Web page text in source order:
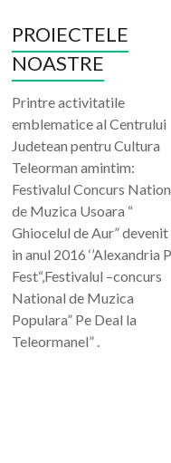
PROIECTELE
NOASTRE
Printre activitatile
emblematice al Centrului
Judetean pentru Cultura
Teleorman amintim:
Festivalul Concurs
de Muzica Usoara “
Ghiocelul de Aur” devenit
in anul 2016 ‘’Alexandria
Fest“,Festivalul –concurs
National de Muzica
Populara” Pe Deal la
Teleormanel” .